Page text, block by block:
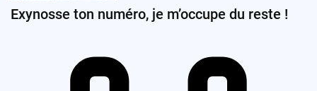
Exynosse ton numéro, je m’occupe du reste !